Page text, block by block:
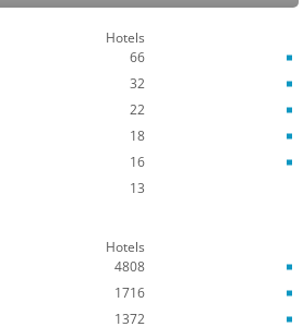
Hotels
66
32
22
18
16
13
Hotels
4808
1716
1372